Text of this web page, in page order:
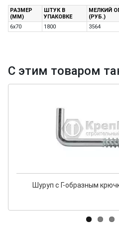
РАЗМЕР
(ММ)
ШТУК В
УПАКОВКЕ
МЕЛКИЙ
(РУБ.)
6х70
1800 3564
С этим товаром
Шуруп с Г-образным